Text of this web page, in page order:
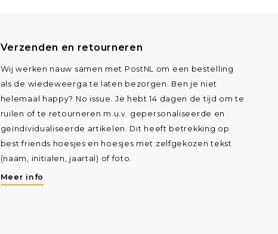
Verzenden en retourneren
Wij werken nauw samen met PostNL om een bestelling
als de wiedeweerga te laten bezorgen. Ben je niet
helemaal happy? No issue. Je hebt 14 dagen de tijd om te
ruilen of te retourneren m.u.v. gepersonaliseerde en
geïndividualiseerde artikelen. Dit heeft betrekking op
best friends hoesjes en hoesjes met zelfgekozen tekst
(naam, initialen, jaartal) of foto.
Meer info